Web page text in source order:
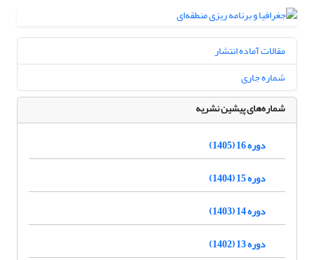
مقالات آماده انتشار
شماره جاری
شماره‌های پیشین نشریه
دوره 16 (1405)
دوره 15 (1404)
دوره 14 (1403)
دوره 13 (1402)